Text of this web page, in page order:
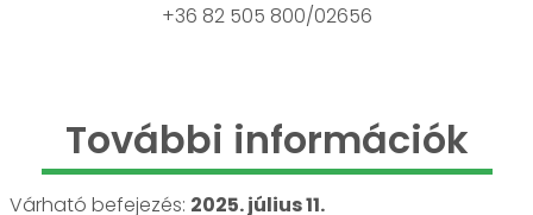
+36 82 505 800/02656
További információk
Várható befejezés: 2025. július 11.